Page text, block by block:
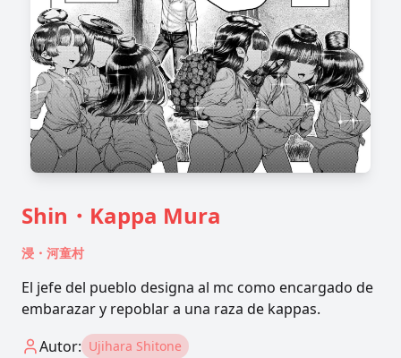
Shin・Kappa Mura
浸・河童村
El jefe del pueblo designa al mc como encargado de
embarazar y repoblar a una raza de kappas.
Autor: Ujihara Shitone